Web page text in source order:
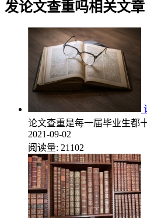
发论文查重吗相关文章
论文查重是每一届毕业生都
2021-09-02
阅读量: 21102